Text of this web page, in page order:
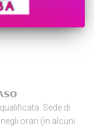
Sede di
orari (in alcuni